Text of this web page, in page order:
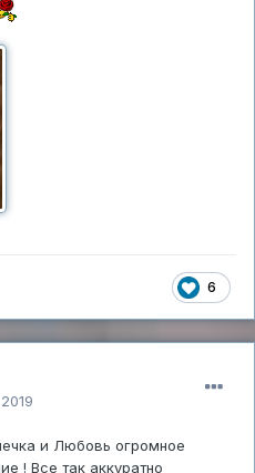
6
и Любовь огромное
! Все так аккуратно